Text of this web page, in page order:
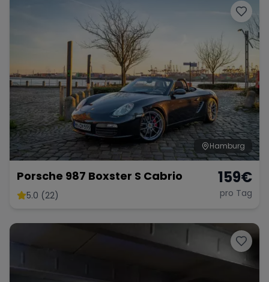
Hamburg
Porsche 987 Boxster S Cabrio
5.0 (22)
159€
pro Tag